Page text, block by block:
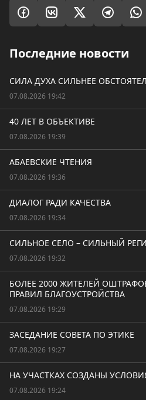
Последние новости
СИЛА ДУХА СИЛЬНЕЕ
07.08.2026 19:42
40 ЛЕТ В ОБЪЕКТИВЕ
07.08.2026 19:39
АБАЕВСКИЕ ЧТЕНИЯ
07.08.2026 19:36
ДИАЛОГ РАДИ КАЧЕСТВА
07.08.2026 19:34
СИЛЬНОЕ СЕЛО – СИЛЬНЫЙ
07.08.2026 19:32
БОЛЕЕ 2000 ЖИТЕЛЕЙ
ПРАВИЛ БЛАГОУСТРОЙСТВА
07.08.2026 19:29
ЗАСЕДАНИЕ СОВЕТА ПО ЭТИКЕ
07.08.2026 19:27
НА УЧАСТКАХ СОЗДАНЫ
07.08.2026 19:24